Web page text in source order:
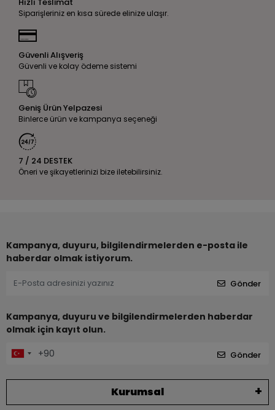
Siparişleriniz en kısa sürede elinize ulaşır.
Güvenli Alışveriş
Güvenli ve kolay ödeme sistemi
Geniş Ürün Yelpazesi
Binlerce ürün ve kampanya seçeneği
7 / 24 DESTEK
Öneri ve şikayetlerinizi bize iletebilirsiniz.
Kampanya, duyuru, bilgilendirmelerden e-posta ile
haberdar olmak istiyorum.
Gönder
Kampanya, duyuru ve bilgilendirmelerden haberdar
olmak için kayıt olun.
Gönder
Kurumsal